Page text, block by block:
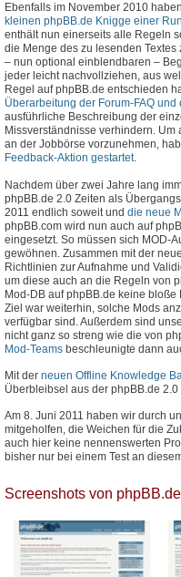
Ebenfalls im November 2010
kleinen phpBB.de Knigge einer
enthält nun einerseits alle Regeln
die Menge des zu lesenden
– nun optional einblendbaren –
jeder leicht nachvollziehen, aus
Regel auf phpBB.de entschieden
Überarbeitung der Forum-FAQ
ausführliche Beschreibung der
Missverständnisse verhindern.
an der Jobbörse vorzunehmen,
Feedback-Aktion gestartet.
Nachdem über zwei Jahre lang
phpBB.de 2.0 Zeiten als
2011 endlich soweit und die neue
phpBB.com wird nun auch auf
eingesetzt. So müssen sich MOD-
gewöhnen. Zusammen mit der
Richtlinien zur Aufnahme und
um diese auch an die Regeln von
Mod-DB auf phpBB.de keine
Ziel war weiterhin, solche Mods
verfügbar sind. Außerdem sind
nicht ganz so streng wie die von
Mod-Teams beschleunigte dann
Mit der neuen Offline Knowledge
Überbleibsel aus der phpBB.de
Am 8. Juni 2011 haben wir durch
mitgeholfen, die Weichen für die
auch hier keine nennenswerten
bisher nur bei einem Test an
Screenshots von